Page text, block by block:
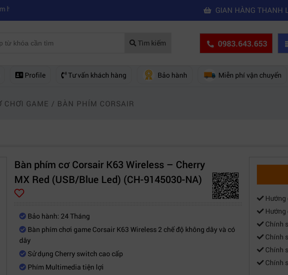
của hãng nào? Mách bạn 5 cách khắc phục laptop không kết nối được wifi|Kinh
GIAN HÀNG THANH
Tìm kiếm 0983.643.653
Profile Tư vấn khách hàng Bảo hành Miễn phí vận chuyển
CHƠI GAME / BÀN PHÍM CORSAIR
Bàn phím cơ Corsair K63 Wireless – Cherry
MX Red (USB/Blue Led) (CH-9145030-NA)
Bảo hành: 24 Tháng
Bàn phím chơi game Corsair K63 Wireless 2 chế độ không dây và có
dây
Sử dụng Cherry switch cao cấp
Phím Multimedia tiện lợi
Hướng
Hướng
Chính
Chính
Chính
Chính